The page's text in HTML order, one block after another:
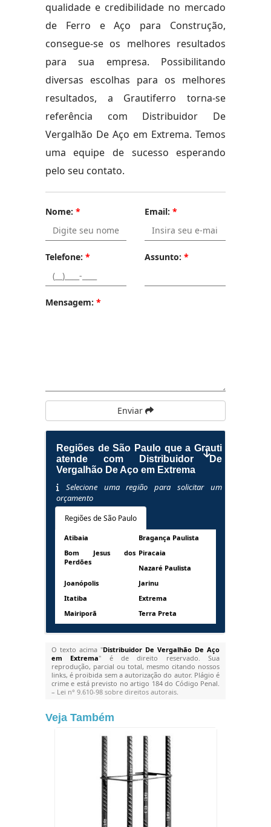
qualidade e credibilidade no mercado
de Ferro e Aço para Construção,
consegue-se os melhores resultados
para sua empresa. Possibilitando
diversas escolhas para os melhores
resultados, a Grautiferro torna-se
referência com Distribuidor De
Vergalhão De Aço em Extrema. Temos
uma equipe de sucesso esperando
pelo seu contato.
Nome: * Email: *
Telefone: * Assunto: *
Mensagem: *
Enviar
Regiões de São Paulo que a Grauti
atende com Distribuidor De
Vergalhão De Aço em Extrema
Selecione uma região para solicitar um
orçamento
Regiões de São Paulo
Atibaia
Bragança Paulista
Bom Jesus dos
Perdões
Piracaia
Nazaré Paulista
Joanópolis
Jarinu
Itatiba
Extrema
Mairiporã
Terra Preta
O texto acima "Distribuidor De Vergalhão De Aço
em Extrema" é de direito reservado. Sua
reprodução, parcial ou total, mesmo citando nossos
links, é proibida sem a autorização do autor. Plágio é
crime e está previsto no artigo 184 do Código Penal.
– Lei n° 9.610-98 sobre direitos autorais.
Veja Também